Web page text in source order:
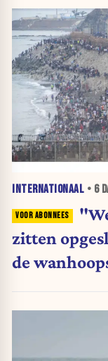
INTERNATIONAAL • 6
zitten
de